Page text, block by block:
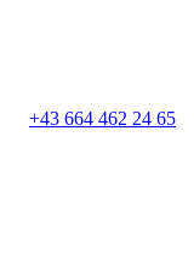
+43 664 462 24 65